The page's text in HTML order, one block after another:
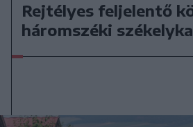
Rejtélyes feljelentő
háromszéki